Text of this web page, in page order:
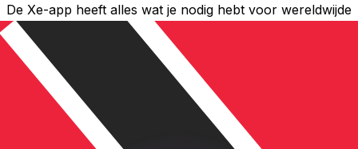
De Xe-app heeft alles wat je nodig hebt voor wereldwijde
geldtransfers en valutabeheer. Wissel valuta's om, stel
koerswaarschuwingen in en maak geld over naar het
buitenland zonder verborgen kosten. Download
vandaag nog!